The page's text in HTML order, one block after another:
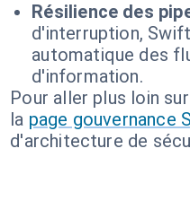
Résilience des
d'interruption,
automatique des
d'information.
Pour aller plus loin
la page gouvernance
d'architecture de